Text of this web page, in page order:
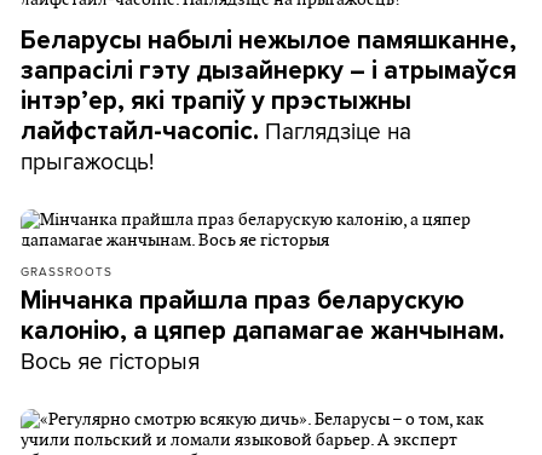
Беларусы набылі нежылое памяшканне,
запрасілі гэту дызайнерку – і атрымаўся
інтэр’ер, які трапіў у прэстыжны
лайфстайл-часопіс. Паглядзіце на
прыгажосць!
GRASSROOTS
Мінчанка прайшла праз беларускую
калонію, а цяпер дапамагае жанчынам.
Вось яе гісторыя